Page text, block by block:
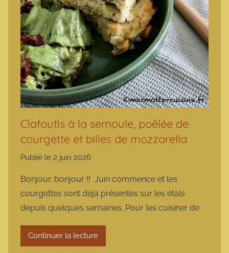
Clafoutis à la semoule, poêlée de
courgette et billes de mozzarella
Publié le 2 juin 2026
m
a
r
m
Bonjour, bonjour !! Juin commence et les
courgettes sont déjà présentes sur les étals
depuis quelques semaines. Pour les cuisiner de
Continuer la lecture